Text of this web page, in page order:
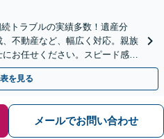
トラブルの実績多数！遺産分
不動産など、幅広く対応。親族
お任せください。スピード感を
駐車場あり】
を見る
メールでお問い合わせ